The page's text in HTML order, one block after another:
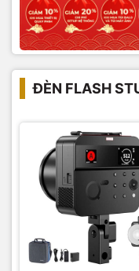
ĐÈN FLASH